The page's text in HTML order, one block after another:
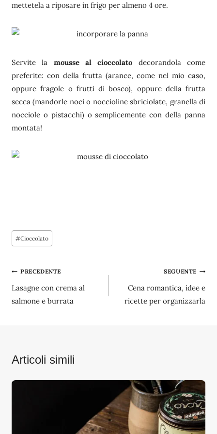
mettetela a riposare in frigo per almeno 4 ore.
Servite la mousse al cioccolato decorandola come
preferite: con della frutta (arance, come nel mio caso,
oppure fragole o frutti di bosco), oppure della frutta
secca (mandorle noci o noccioline sbriciolate, granella di
nocciole o pistacchi) o semplicemente con della panna
montata!
Tag
articolo:
#Cioccolato
Navigazione
articoli
PRECEDENTE
Lasagne con crema al
salmone e burrata
SEGUENTE
Cena romantica, idee e
ricette per organizzarla
Articoli simili